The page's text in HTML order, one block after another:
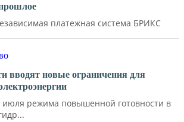
платежная система БРИКС
вводят новые ограничения для
июля режима повышенной готовности в